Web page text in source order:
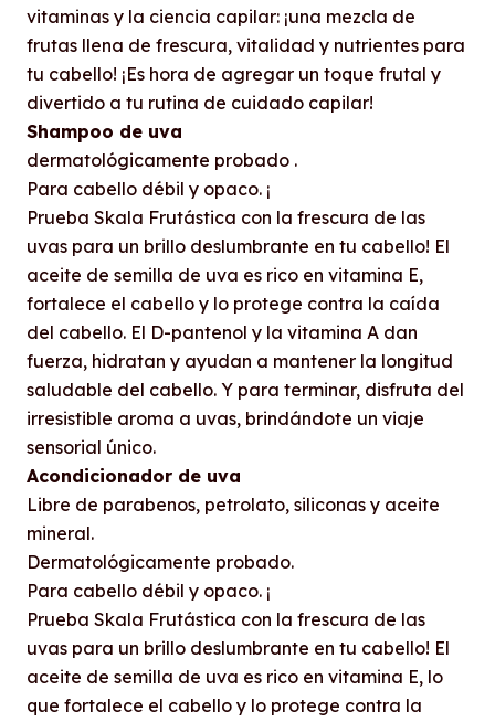
vitaminas y la ciencia capilar: ¡una mezcla de
frutas llena de frescura, vitalidad y nutrientes para
tu cabello! ¡Es hora de agregar un toque frutal y
divertido a tu rutina de cuidado capilar!
Shampoo de uva
dermatológicamente probado .
Para cabello débil y opaco. ¡
Prueba Skala Frutástica con la frescura de las
uvas para un brillo deslumbrante en tu cabello! El
aceite de semilla de uva es rico en vitamina E,
fortalece el cabello y lo protege contra la caída
del cabello. El D-pantenol y la vitamina A dan
fuerza, hidratan y ayudan a mantener la longitud
saludable del cabello. Y para terminar, disfruta del
irresistible aroma a uvas, brindándote un viaje
sensorial único.
Acondicionador de uva
Libre de parabenos, petrolato, siliconas y aceite
mineral.
Dermatológicamente probado.
Para cabello débil y opaco. ¡
Prueba Skala Frutástica con la frescura de las
uvas para un brillo deslumbrante en tu cabello! El
aceite de semilla de uva es rico en vitamina E, lo
que fortalece el cabello y lo protege contra la